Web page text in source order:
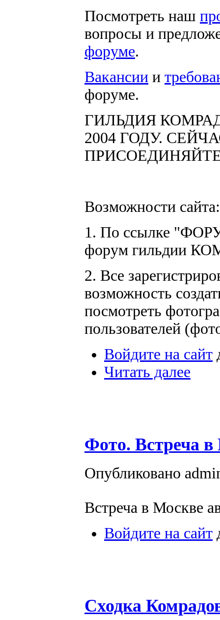
Посмотреть наш
вопросы и
форуме.
Вакансии и
форуме.
ГИЛЬДИЯ
2004 ГОДУ.
Возможности сайта:
1. По ссылке
форум гильдии
2. Все
возможность
посмотреть
пользователей
Войдите на сайт
Читать далее
Фото. Встреча в
Опубликовано
Встреча в Москве
Войдите на сайт
Сходка